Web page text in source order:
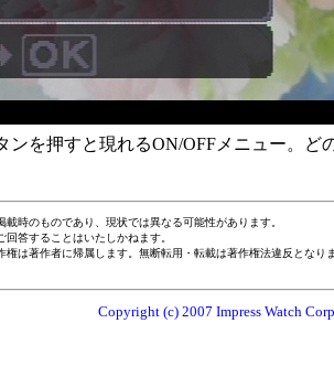
ンを押すと現れるON/OFFメニュー。ど
載時のものであり、現状では異なる可能性があります。
回答することはいたしかねます。
権は著作者に帰属します。無断転用・転載は著作権法違反とな
Copyright (c) 2007 Impress Watch